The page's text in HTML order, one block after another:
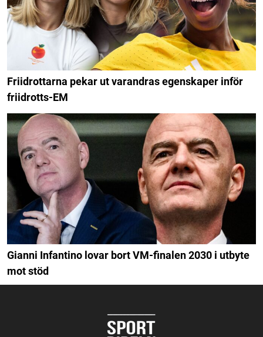
Friidrottarna pekar ut varandras egenskaper inför
friidrotts-EM
Gianni Infantino lovar bort VM-finalen 2030 i utbyte
mot stöd